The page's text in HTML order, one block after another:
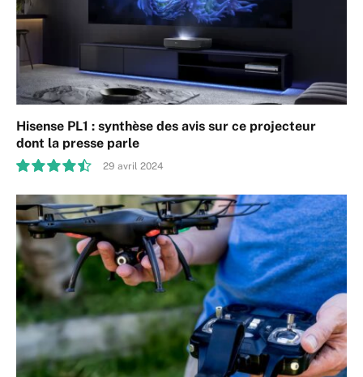
Hisense PL1 : synthèse des avis sur ce projecteur
dont la presse parle
9.0
29 avril 2024